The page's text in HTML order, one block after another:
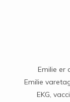
Emilie er
Emilie
EKG,